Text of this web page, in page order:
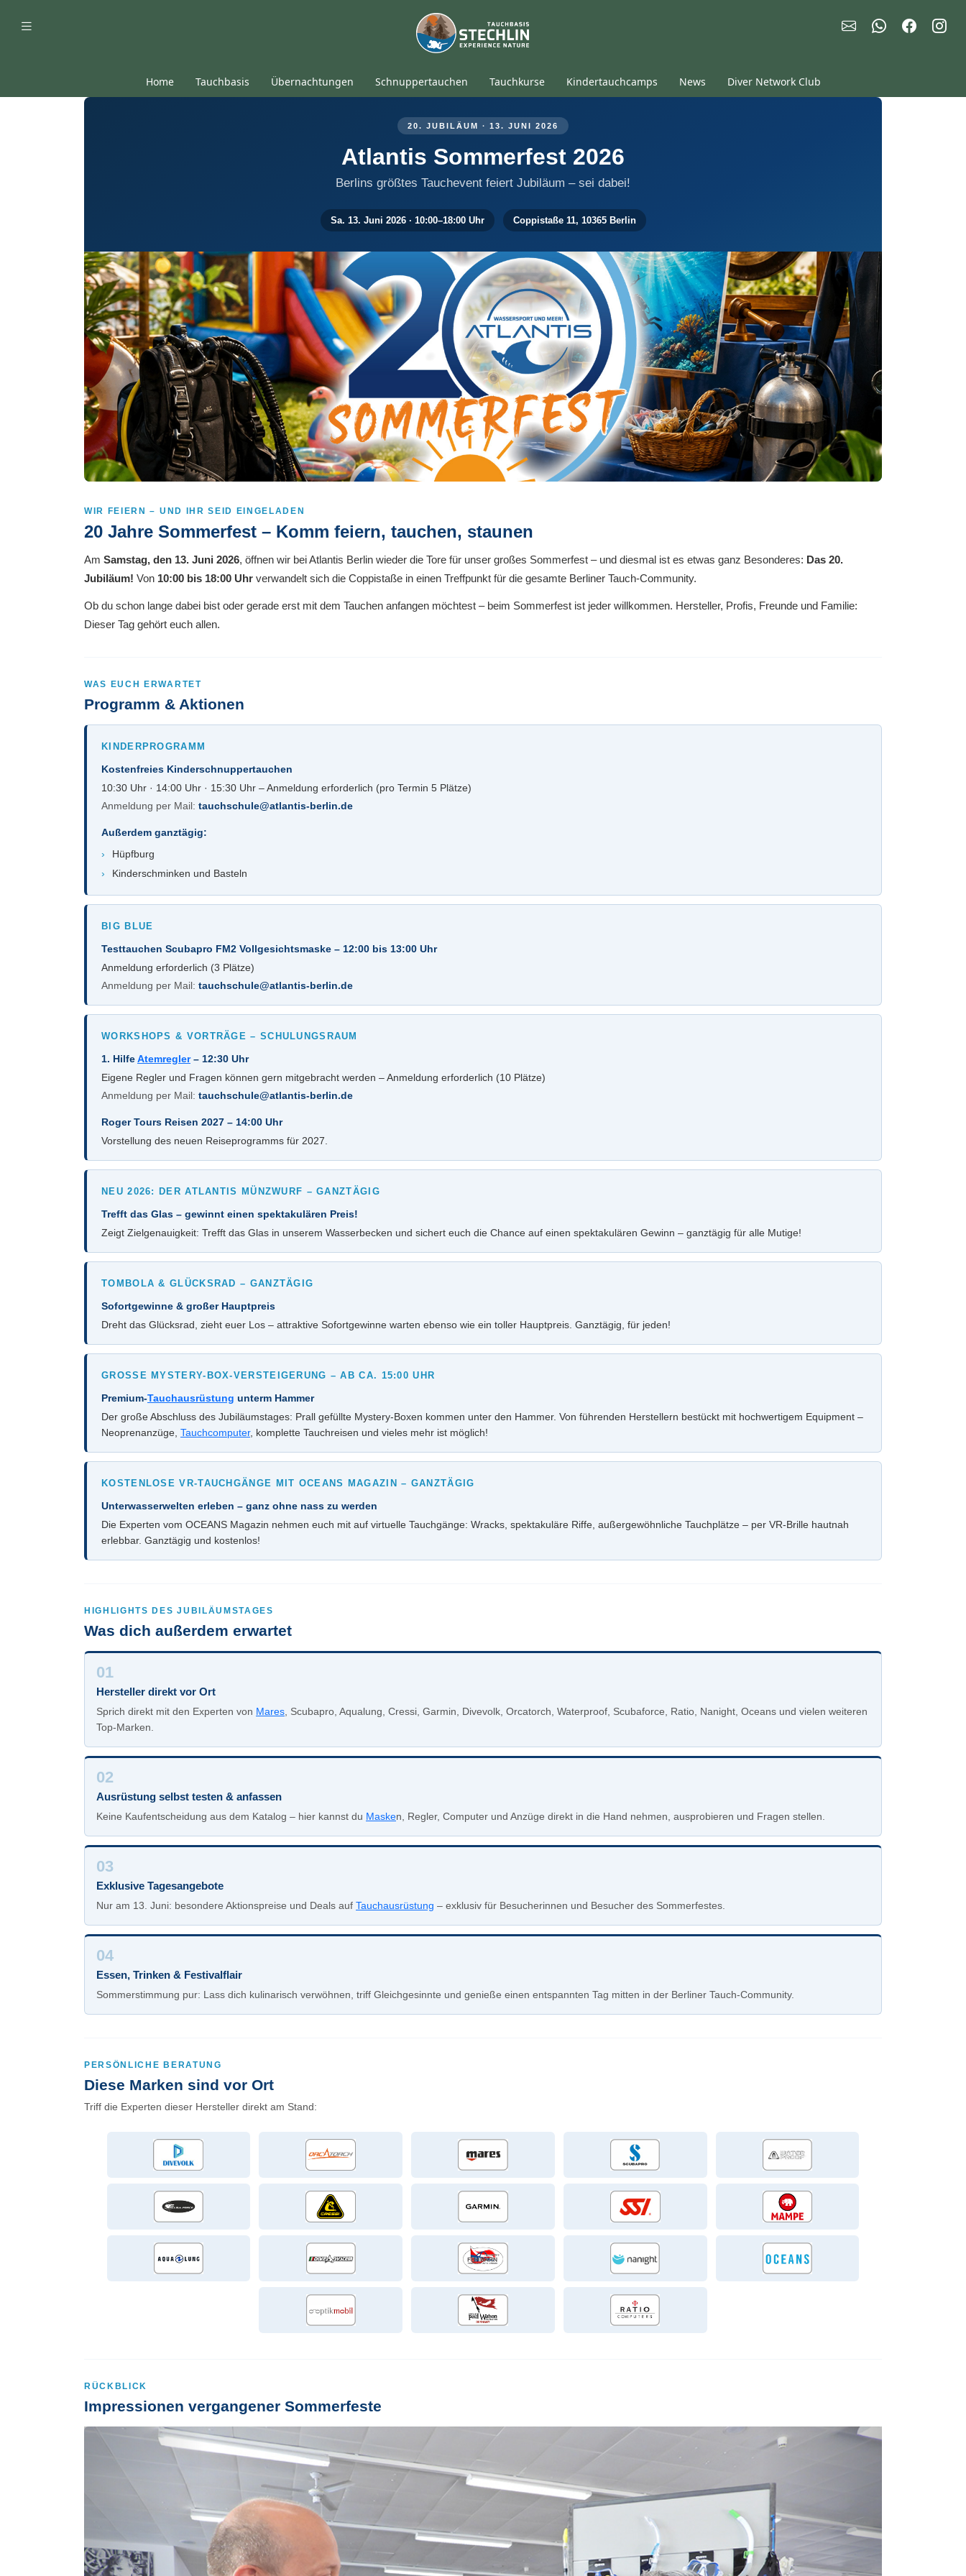
Home Tauchbasis Übernachtungen Schnuppertauchen Tauchkurse Kindertauchcamps News Diver Network Club
20. JUBILÄUM · 13. JUNI 2026
Atlantis Sommerfest 2026
Berlins größtes Tauchevent feiert Jubiläum – sei dabei!
Sa. 13. Juni 2026 · 10:00–18:00 Uhr Coppistaße 11, 10365 Berlin
WIR FEIERN – UND IHR SEID EINGELADEN
20 Jahre Sommerfest – Komm feiern, tauchen, staunen
Am Samstag, den 13. Juni 2026, öffnen wir bei Atlantis Berlin wieder die Tore für unser großes Sommerfest – und diesmal ist es etwas ganz Besonderes: Das 20.
Jubiläum! Von 10:00 bis 18:00 Uhr verwandelt sich die Coppistaße in einen Treffpunkt für die gesamte Berliner Tauch-Community.
Ob du schon lange dabei bist oder gerade erst mit dem Tauchen anfangen möchtest – beim Sommerfest ist jeder willkommen. Hersteller, Profis, Freunde und Familie:
Dieser Tag gehört euch allen.
WAS EUCH ERWARTET
Programm & Aktionen
KINDERPROGRAMM
Kostenfreies Kinderschnuppertauchen
10:30 Uhr · 14:00 Uhr · 15:30 Uhr – Anmeldung erforderlich (pro Termin 5 Plätze)
Anmeldung per Mail: tauchschule@atlantis-berlin.de
Außerdem ganztägig:
›
Hüpfburg
›
Kinderschminken und Basteln
BIG BLUE
Testtauchen Scubapro FM2 Vollgesichtsmaske – 12:00 bis 13:00 Uhr
Anmeldung erforderlich (3 Plätze)
Anmeldung per Mail: tauchschule@atlantis-berlin.de
WORKSHOPS & VORTRÄGE – SCHULUNGSRAUM
1. HilfeAtemregler– 12:30 Uhr
Eigene Regler und Fragen können gern mitgebracht werden – Anmeldung erforderlich (10 Plätze)
Anmeldung per Mail: tauchschule@atlantis-berlin.de
Roger Tours Reisen 2027 – 14:00 Uhr
Vorstellung des neuen Reiseprogramms für 2027.
NEU 2026: DER ATLANTIS MÜNZWURF – GANZTÄGIG
Trefft das Glas – gewinnt einen spektakulären Preis!
Zeigt Zielgenauigkeit: Trefft das Glas in unserem Wasserbecken und sichert euch die Chance auf einen spektakulären Gewinn – ganztägig für alle Mutige!
TOMBOLA & GLÜCKSRAD – GANZTÄGIG
Sofortgewinne & großer Hauptpreis
Dreht das Glücksrad, zieht euer Los – attraktive Sofortgewinne warten ebenso wie ein toller Hauptpreis. Ganztägig, für jeden!
GROSSE MYSTERY-BOX-VERSTEIGERUNG – AB CA. 15:00 UHR
Premium-Tauchausrüstung unterm Hammer
Der große Abschluss des Jubiläumstages: Prall gefüllte Mystery-Boxen kommen unter den Hammer. Von führenden Herstellern bestückt mit hochwertigem Equipment –
Neoprenanzüge, Tauchcomputer, komplette Tauchreisen und vieles mehr ist möglich!
KOSTENLOSE VR-TAUCHGÄNGE MIT OCEANS MAGAZIN – GANZTÄGIG
Unterwasserwelten erleben – ganz ohne nass zu werden
Die Experten vom OCEANS Magazin nehmen euch mit auf virtuelle Tauchgänge: Wracks, spektakuläre Riffe, außergewöhnliche Tauchplätze – per VR-Brille hautnah
erlebbar. Ganztägig und kostenlos!
HIGHLIGHTS DES JUBILÄUMSTAGES
Was dich außerdem erwartet
01
Hersteller direkt vor Ort
Sprich direkt mit den Experten von Mares , Scubapro, Aqualung, Cressi, Garmin, Divevolk, Orcatorch, Waterproof, Scubaforce, Ratio, Nanight, Oceans und vielen weiteren
Top-Marken.
02
Ausrüstung selbst testen & anfassen
Keine Kaufentscheidung aus dem Katalog – hier kannst du Masken, Regler, Computer und Anzüge direkt in die Hand nehmen, ausprobieren und Fragen stellen.
03
Exklusive Tagesangebote
Nur am 13. Juni: besondere Aktionspreise und Deals auf Tauchausrüstung – exklusiv für Besucherinnen und Besucher des Sommerfestes.
04
Essen, Trinken & Festivalflair
Sommerstimmung pur: Lass dich kulinarisch verwöhnen, triff Gleichgesinnte und genieße einen entspannten Tag mitten in der Berliner Tauch-Community.
PERSÖNLICHE BERATUNG
Diese Marken sind vor Ort
Triff die Experten dieser Hersteller direkt am Stand:
RÜCKBLICK
Impressionen vergangener Sommerfeste